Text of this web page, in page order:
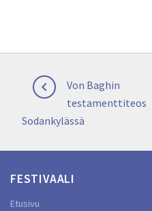
Artikkelien
selaus

Previous
post:
Von Baghin
testamenttiteos
Sodankylässä
FESTIVAALI
Etusivu